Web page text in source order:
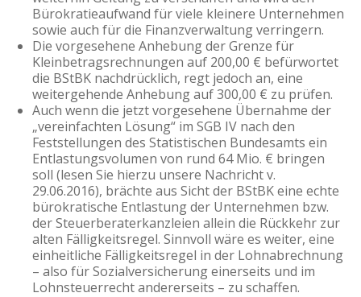
Bürokratieaufwand für viele kleinere Unternehmen
sowie auch für die Finanzverwaltung verringern.
Die vorgesehene Anhebung der Grenze für
Kleinbetragsrechnungen auf 200,00 € befürwortet
die BStBK nachdrücklich, regt jedoch an, eine
weitergehende Anhebung auf 300,00 € zu prüfen.
Auch wenn die jetzt vorgesehene Übernahme der
„vereinfachten Lösung“ im SGB IV nach den
Feststellungen des Statistischen Bundesamts ein
Entlastungsvolumen von rund 64 Mio. € bringen
soll (lesen Sie hierzu unsere Nachricht v.
29.06.2016), brächte aus Sicht der BStBK eine echte
bürokratische Entlastung der Unternehmen bzw.
der Steuerberaterkanzleien allein die Rückkehr zur
alten Fälligkeitsregel. Sinnvoll wäre es weiter, eine
einheitliche Fälligkeitsregel in der Lohnabrechnung
– also für Sozialversicherung einerseits und im
Lohnsteuerrecht andererseits – zu schaffen.